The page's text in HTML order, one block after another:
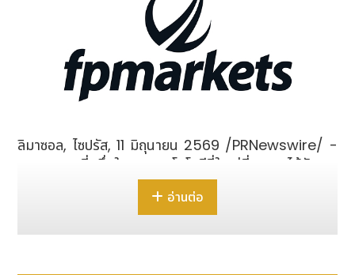
ลิมาซอล, ไซปรัส, 11 มิถุนายน 2569 /PRNewswire/ -
- ขณะที่หนึ่งในงานเทคโนโลยีที่ใหญ่ที่สุดและได้รับการ
กล่าวถึงมากที่สุดในยุโรปเริ่มต้นขึ้น London Tech
Week 2026 ได้เปิดฉากที่ Olympia London ใน
สัปดาห์นี้ โดยจัดขึ้นระหว่างวันที่ 8-12 มิถุนายน ท่ามกลาง
ช่วงเวลาสำคัญของอุตสาหกรรมเทคโนโลยี
อ่านต่อ